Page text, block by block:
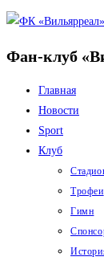
Перейти
содержимому
Фан-клуб
Главная
Новости
Sport
Клуб
Трофеи
Гимн